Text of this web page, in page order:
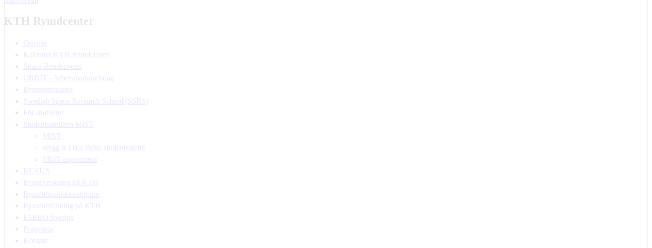
KTH Rymdcenter
Om oss
Kalender KTH Rymdcenter
Space Rendezvous
ORBIT - Arbetsmarknadsdag
Rymdseminarier
Swedish Space Research School (SSRS)
För studenter
Studentsatelliten MIST
MIST
Bygg KTH:s första studentsatellit
MIST-experiment
REXUS
Rymdforskning på KTH
Rymdtekniklaboratorium
Rymdutställning på KTH
ESERO Sverige
Frågelåda
Kontakt